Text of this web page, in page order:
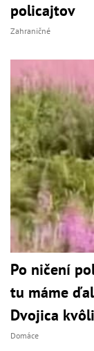
policajtov
Zahraničné
Po ničení
tu máme
Dvojica
Domáce